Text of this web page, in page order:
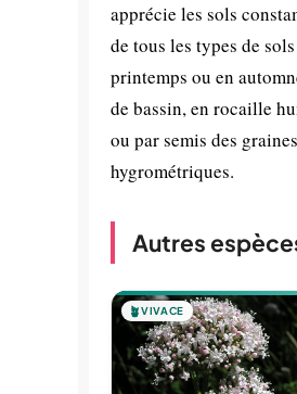
apprécie les sols
de tous les types de
printemps ou en
de bassin, en rocaille
ou par semis des
hygrométriques.
Autres
🪴VIVACE